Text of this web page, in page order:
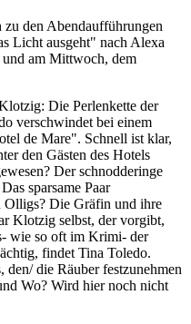
den Abendaufführungen
Licht ausgeht" nach Alexa
am Mittwoch, dem
Die Perlenkette der
verschwindet bei einem
de Mare". Schnell ist klar,
den Gästen des Hotels
Der schnodderinge
sparsame Paar
Olligs? Die Gräfin und ihre
Klotzig selbst, der vorgibt,
wie so oft im Krimi- der
findet Tina Toledo.
die Räuber festzunehmen
Wo? Wird hier noch nicht